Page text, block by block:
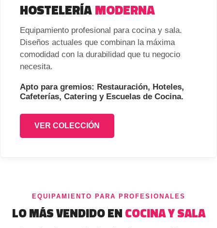
HOSTELERÍAMODERNA
Equipamiento profesional para cocina y sala.
Diseños actuales que combinan la máxima
comodidad con la durabilidad que tu negocio
necesita.
Apto para gremios: Restauración, Hoteles,
Cafeterías, Catering y Escuelas de Cocina.
VER COLECCIÓN
EQUIPAMIENTO PARA PROFESIONALES
LO MÁS VENDIDO ENCOCINA Y SALA